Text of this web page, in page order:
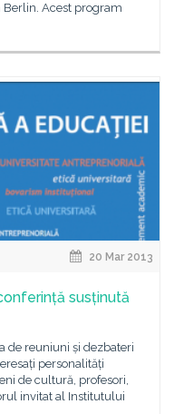
Acest program
20 Mar 2013
susținută
de reuniuni și dezbateri
personalități
de cultură, profesori,
invitat al Institutului